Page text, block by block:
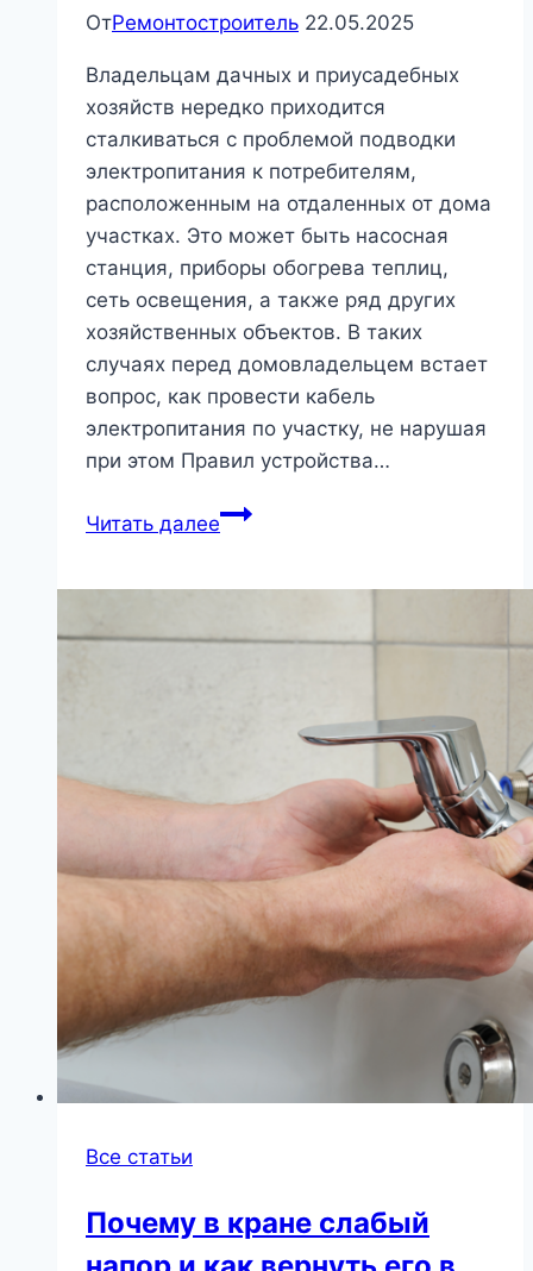
фартука:
ошибки,
которые
стоит
избегать.
|
Мебель
и
дизайн
интерьера
ОтРемонтостроитель 22.05.2025
Владельцам дачных и приусадебных
хозяйств нередко приходится
сталкиваться с проблемой подводки
электропитания к потребителям,
расположенным на отдаленных от дома
участках. Это может быть насосная
станция, приборы обогрева теплиц,
сеть освещения, а также ряд других
хозяйственных объектов. В таких
случаях перед домовладельцем встает
вопрос, как провести кабель
электропитания по участку, не нарушая
при этом Правил устройства…
Читать далеетребования
монтажа
Все статьи
Почему в кране слабый